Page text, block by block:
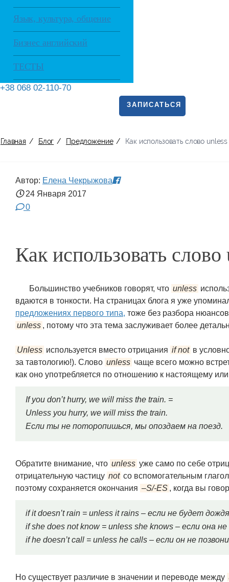
Язык, культура, общение
Бизнес английский
ТЕСТЫ
+38 068 02-110-70
ЗАПИСАТЬСЯ
Главная / Блог / Предложение / Как использовать слово
Автор: Елена Чекрыжова
24 Января 2017
0
Как использовать
Большинство учебников говорят, что unless
вдаются в тонкости. На страницах блога я уже
предложениях первого типа, тоже без разбора
unless , потому что эта тема заслуживает более
Unless используется вместо отрицания if not в
за тавтологию!). Слово unless чаще всего можно
как оно употребляется по отношению к настоящему
If you don’t hurry, we will miss the train. =
Unless you hurry, we will miss the train.
Если ты не поторопишься, мы опоздаем на поезд.
Обратите внимание, что unless уже само по себе
отрицательную частицу not со вспомогательным
поэтому сохраняется окончания –S/-ES , когда вы
if it doesn’t rain = unless it rains – если не будет дождя
if she does not know = unless she knows – если она
if he doesn’t call = unless he calls – если он не
Но существует различие в значении и переводе между